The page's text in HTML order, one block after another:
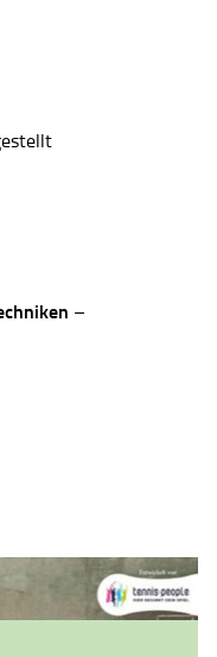
–